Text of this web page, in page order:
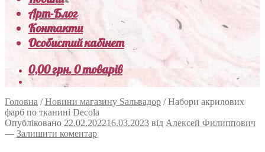
Арт-Блог
Контакти
Особистий кабінет
0,00грн.0 товарів
Головна /Новини магазину Sальвадор /Набори акрилових
фарб по тканині Decola
Опубліковано 22.02.202216.03.2023 від Алексей Филиппович
— Залишити коментар